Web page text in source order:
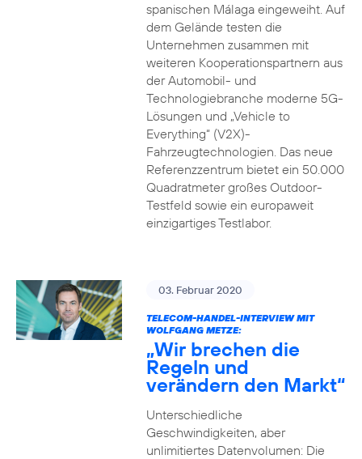
spanischen Málaga eingeweiht. Auf
dem Gelände testen die
Unternehmen zusammen mit
weiteren Kooperationspartnern aus
der Automobil- und
Technologiebranche moderne 5G-
Lösungen und „Vehicle to
Everything“ (V2X)-
Fahrzeugtechnologien. Das neue
Referenzzentrum bietet ein 50.000
Quadratmeter großes Outdoor-
Testfeld sowie ein europaweit
einzigartiges Testlabor.
03. Februar 2020
TELECOM-HANDEL-INTERVIEW MIT
WOLFGANG METZE:
„Wir brechen die
Regeln und
verändern den Markt“
Unterschiedliche
Geschwindigkeiten, aber
unlimitiertes Datenvolumen: Die